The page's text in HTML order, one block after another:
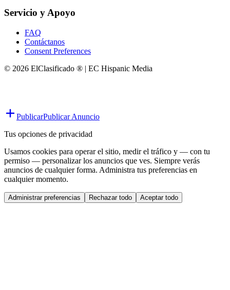
Servicio y Apoyo
FAQ
Contáctanos
Consent Preferences
© 2026 ElClasificado ® | EC Hispanic Media
PublicarPublicar Anuncio
Tus opciones de privacidad
Usamos cookies para operar el sitio, medir el tráfico y — con tu
permiso — personalizar los anuncios que ves. Siempre verás
anuncios de cualquier forma. Administra tus preferencias en
cualquier momento.
Administrar preferencias Rechazar todo Aceptar todo